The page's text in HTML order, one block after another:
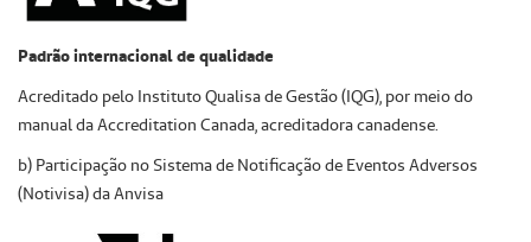
Padrão internacional de qualidade
Acreditado pelo Instituto Qualisa de Gestão (IQG), por meio do
manual da Accreditation Canada, acreditadora canadense.
b) Participação no Sistema de Notificação de Eventos Adversos
(Notivisa) da Anvisa